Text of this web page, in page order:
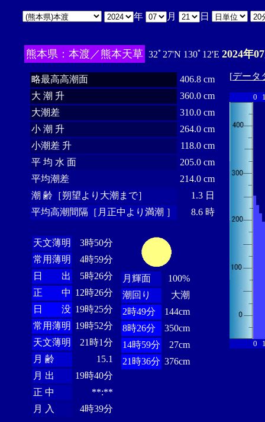
年 月 日
熊本県：本渡／熊本天草 32ﾟ27'N 130ﾟ12'E 2024年
略最高高潮面
406.8 cm
大 潮 升
360.0 cm
大潮差
310.0 cm
小 潮 升
264.0 cm
小潮差 升
118.0 cm
平 均 水 面
205.0 cm
平均潮差
214.0 cm
潮 齢［朔望より大潮まで］
1.3 日
平均高潮間隔［月正中より満潮 ］
8.6 時
天文薄明
3時50分
常用薄明
4時59分
日 出
5時26分
正 中 12時26分
日 没 19時25分
常用薄明 19時52分
天文薄明
21時1分
月 齢
15.1
月 出
19時40分
正 中
**:**
月 入
4時39分
月輝面
100%
潮回り
大潮
2時49分
144cm
8時26分
350cm
14時59分
27cm
21時36分 376cm
[データ
0
0